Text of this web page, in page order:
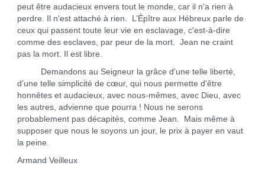
peut être audacieux envers tout le monde, car il n'a rien à
perdre. Il n'est attaché à rien. L’Épître aux Hébreux parle de
ceux qui passent toute leur vie en esclavage, c'est-à-dire
comme des esclaves, par peur de la mort. Jean ne craint
pas la mort. Il est libre.
Demandons au Seigneur la grâce d'une telle liberté,
d'une telle simplicité de cœur, qui nous permette d'être
honnêtes et audacieux, avec nous-mêmes, avec Dieu, avec
les autres, advienne que pourra ! Nous ne serons
probablement pas décapités, comme Jean. Mais même à
supposer que nous le soyons un jour, le prix à payer en vaut
la peine.
Armand Veilleux